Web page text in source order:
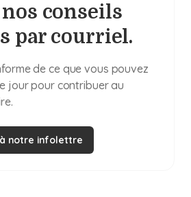
nos conseils
par courriel.
de ce que vous pouvez
jour pour contribuer au
notre infolettre